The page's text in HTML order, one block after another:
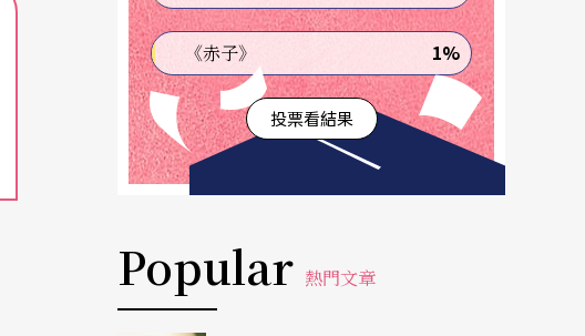
《赤子》 1%
投票看結果
Popular 熱門文章